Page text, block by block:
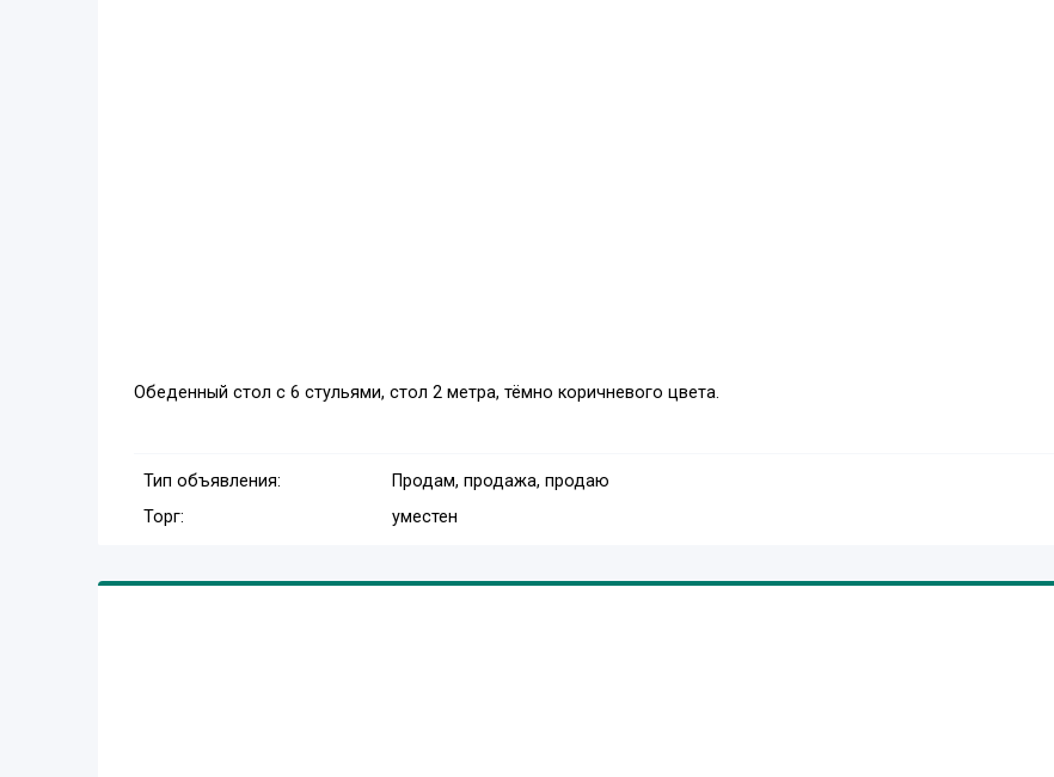
Обеденный стол с 6 стульями, стол 2 метра, тёмно коричневого цвета.
Тип объявления:
Продам, продажа, продаю
Торг:
уместен